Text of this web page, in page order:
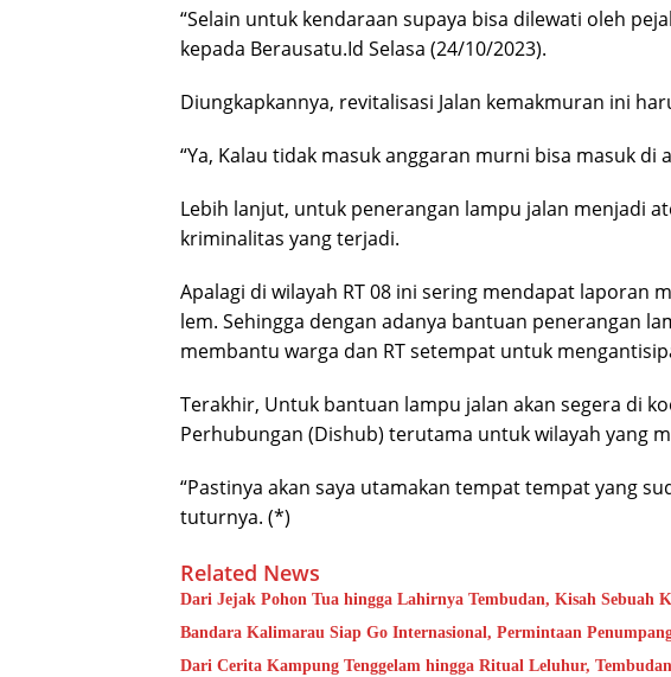
“Selain untuk kendaraan supaya bisa dilewati oleh
kepada Berausatu.Id Selasa (24/10/2023).
Diungkapkannya, revitalisasi Jalan kemakmuran ini
“Ya, Kalau tidak masuk anggaran murni bisa masuk di
Lebih lanjut, untuk penerangan lampu jalan menjadi
kriminalitas yang terjadi.
Apalagi di wilayah RT 08 ini sering mendapat laporan
lem. Sehingga dengan adanya bantuan penerangan
membantu warga dan RT setempat untuk
Terakhir, Untuk bantuan lampu jalan akan segera di
Perhubungan (Dishub) terutama untuk wilayah yang
“Pastinya akan saya utamakan tempat tempat yang
tuturnya. (*)
Related News
Dari Jejak Pohon Tua hingga Lahirnya Tembudan, Kisah Sebuah
Bandara Kalimarau Siap Go Internasional, Permintaan
Dari Cerita Kampung Tenggelam hingga Ritual Leluhur,